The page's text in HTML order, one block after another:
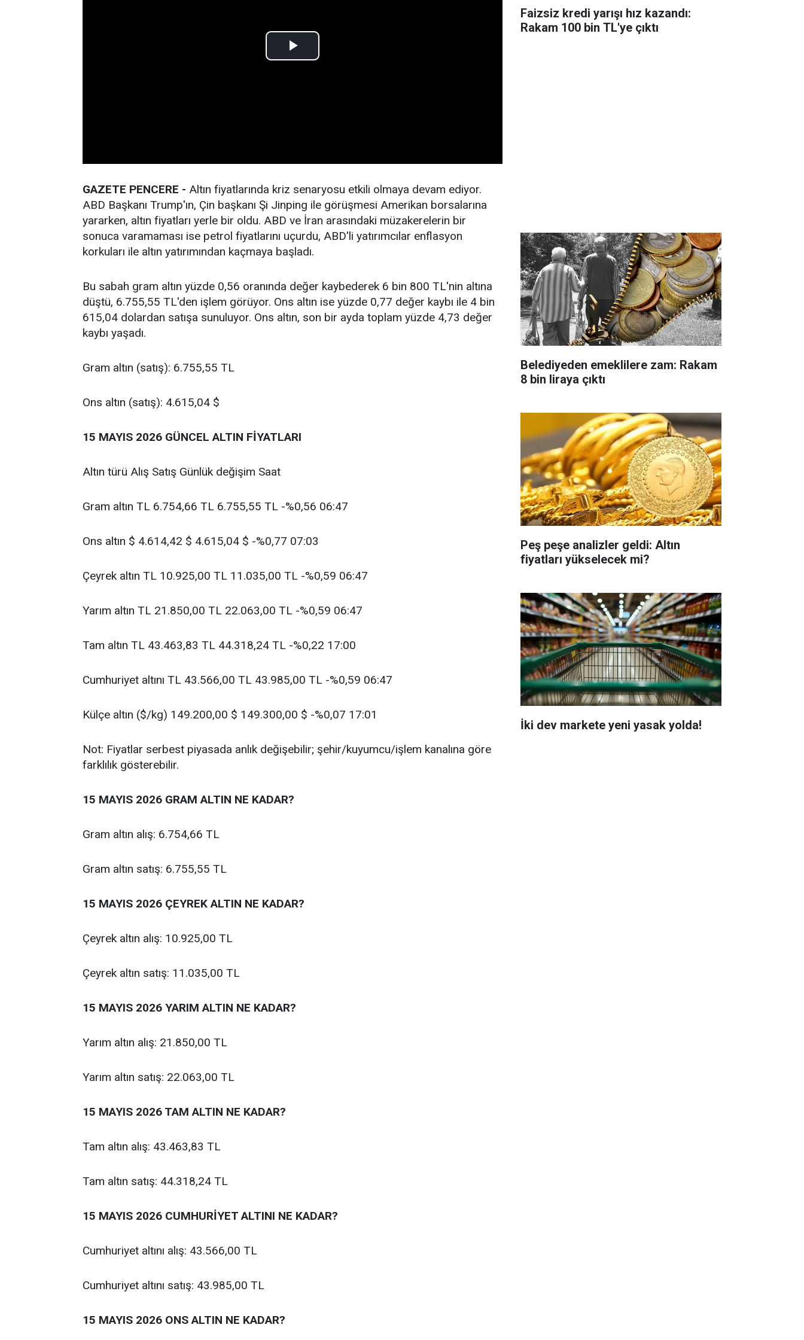
GAZETE PENCERE - Altın fiyatlarında kriz senaryosu etkili olmaya devam ediyor.
ABD Başkanı Trump'ın, Çin başkanı Şi Jinping ile görüşmesi Amerikan borsalarına
yararken, altın fiyatları yerle bir oldu. ABD ve İran arasındaki müzakerelerin bir
sonuca varamaması ise petrol fiyatlarını uçurdu, ABD'li yatırımcılar enflasyon
korkuları ile altın yatırımından kaçmaya başladı.
Bu sabah gram altın yüzde 0,56 oranında değer kaybederek 6 bin 800 TL'nin altına
düştü, 6.755,55 TL'den işlem görüyor. Ons altın ise yüzde 0,77 değer kaybı ile 4 bin
615,04 dolardan satışa sunuluyor. Ons altın, son bir ayda toplam yüzde 4,73 değer
kaybı yaşadı.
Gram altın (satış): 6.755,55 TL
Ons altın (satış): 4.615,04 $
15 MAYIS 2026 GÜNCEL ALTIN FİYATLARI
Altın türü Alış Satış Günlük değişim Saat
Gram altın TL 6.754,66 TL 6.755,55 TL -%0,56 06:47
Ons altın $ 4.614,42 $ 4.615,04 $ -%0,77 07:03
Çeyrek altın TL 10.925,00 TL 11.035,00 TL -%0,59 06:47
Yarım altın TL 21.850,00 TL 22.063,00 TL -%0,59 06:47
Tam altın TL 43.463,83 TL 44.318,24 TL -%0,22 17:00
Cumhuriyet altını TL 43.566,00 TL 43.985,00 TL -%0,59 06:47
Külçe altın ($/kg) 149.200,00 $ 149.300,00 $ -%0,07 17:01
Not: Fiyatlar serbest piyasada anlık değişebilir; şehir/kuyumcu/işlem kanalına göre
farklılık gösterebilir.
15 MAYIS 2026 GRAM ALTIN NE KADAR?
Gram altın alış: 6.754,66 TL
Gram altın satış: 6.755,55 TL
15 MAYIS 2026 ÇEYREK ALTIN NE KADAR?
Çeyrek altın alış: 10.925,00 TL
Çeyrek altın satış: 11.035,00 TL
15 MAYIS 2026 YARIM ALTIN NE KADAR?
Yarım altın alış: 21.850,00 TL
Yarım altın satış: 22.063,00 TL
15 MAYIS 2026 TAM ALTIN NE KADAR?
Tam altın alış: 43.463,83 TL
Tam altın satış: 44.318,24 TL
15 MAYIS 2026 CUMHURİYET ALTINI NE KADAR?
Cumhuriyet altını alış: 43.566,00 TL
Cumhuriyet altını satış: 43.985,00 TL
15 MAYIS 2026 ONS ALTIN NE KADAR?
Faizsiz kredi yarışı hız kazandı:
Rakam 100 bin TL'ye çıktı
Belediyeden emeklilere zam: Rakam
8 bin liraya çıktı
Peş peşe analizler geldi: Altın
fiyatları yükselecek mi?
İki dev markete yeni yasak yolda!